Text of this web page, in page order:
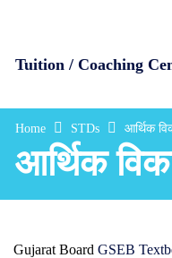
Tuition / Coaching
Home STDs आर्थिक
आर्थिक
Gujarat Board GSEB